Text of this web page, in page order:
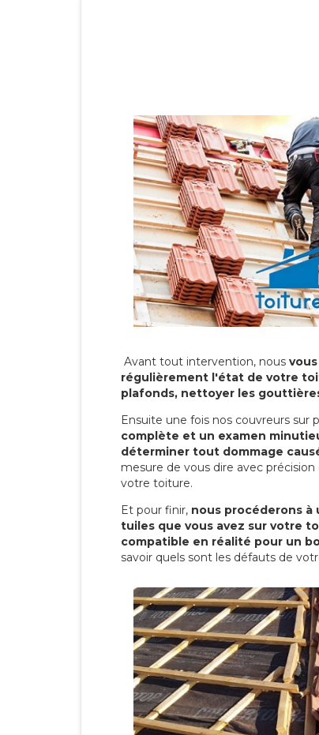
Avant tout intervention, nous
régulièrement l'état de votre
plafonds, nettoyer les
Ensuite une fois nos couvreurs sur
complète et un examen
déterminer tout dommage
mesure de vous dire avec
votre toiture.
Et pour finir, nous procéderons à
tuiles que vous avez sur votre
compatible en réalité pour un
savoir quels sont les défauts de